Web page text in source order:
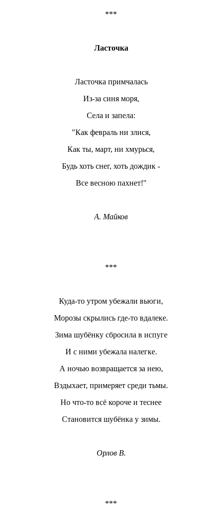
***
Ласточка
Ласточка примчалась
Из-за синя моря,
Села и запела:
"Как февраль ни злися,
Как ты, март, ни хмурься,
Будь хоть снег, хоть дождик -
Все весною пахнет!"
А. Майков
***
Куда-то утром убежали вьюги,
Морозы скрылись где-то вдалеке.
Зима шубёнку сбросила в испуге
И с ними убежала налегке.
А ночью возвращается за нею,
Вздыхает, примеряет среди тьмы.
Но что-то всё короче и теснее
Становится шубёнка у зимы.
Орлов В.
***